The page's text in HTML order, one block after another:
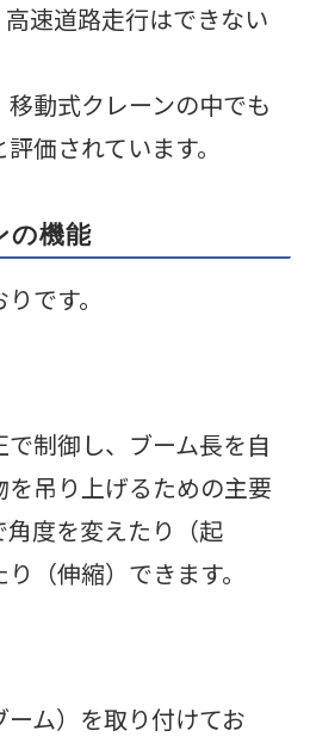
高速道路走行はできない
動式クレーンの中でも
価されています。
の機能
です。
制御し、ブーム長を自
吊り上げるための主要
度を変えたり（起
（伸縮）できます。
ム）を取り付けてお